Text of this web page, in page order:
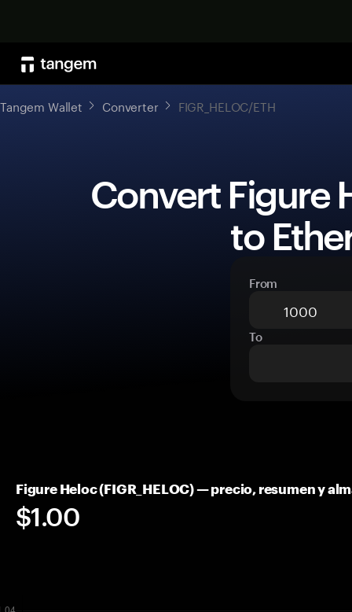
Tangem Wallet Converter FIGR_HELOC/ETH
to
From
To
Figure Heloc (FIGR_HELOC) — precio, resumen y
$1.00